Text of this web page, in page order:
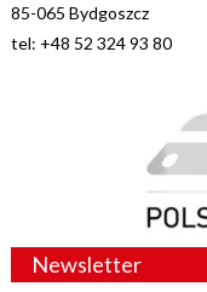
85-065 Bydgoszcz
tel: +48 52 324 93 80
Newsletter